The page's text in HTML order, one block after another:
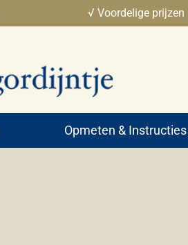
√ Voordelige prijzen
Opmeten & Instructies